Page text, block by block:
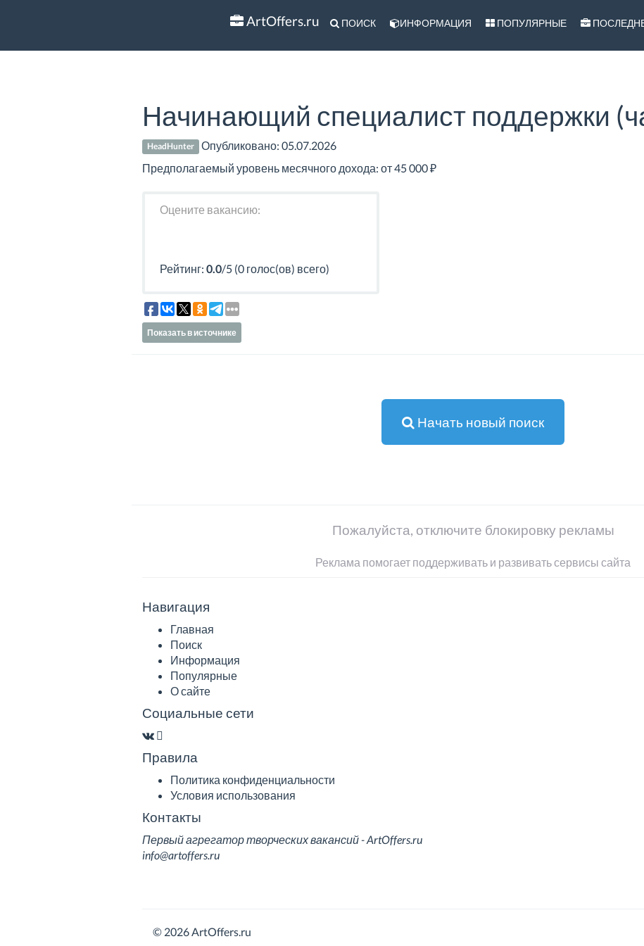
ArtOffers.ru ПОИСК ИНФОРМАЦИЯ ПОПУЛЯРНЫЕ
Начинающий специалист поддержки
HeadHunter Опубликовано:05.07.2026
Предполагаемый уровень месячного дохода: от 45 000 ₽
Оцените вакансию:
Рейтинг: 0.0/5 (0 голос(ов) всего)
Показать в источнике
Начать новый поиск
Пожалуйста, отключите блокировку рекламы
Реклама помогает поддерживать и развивать сервисы сайта
Навигация
Главная
Поиск
Информация
Популярные
О сайте
Социальные сети
Правила
Политика конфиденциальности
Условия использования
Контакты
Первый агрегатор творческих вакансий - ArtOffers.ru
info@artoffers.ru
© 2026 ArtOffers.ru